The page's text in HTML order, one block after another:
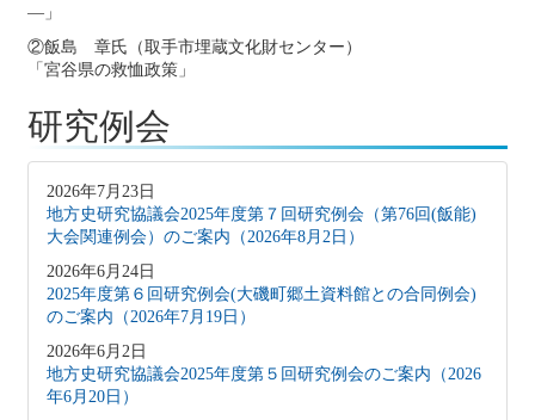
―」
②飯島 章氏（取手市埋蔵文化財センター）
「宮谷県の救恤政策」
研究例会
2026年7月23日
地方史研究協議会2025年度第７回研究例会（第76回(飯能)
大会関連例会）のご案内（2026年8月2日）
2026年6月24日
2025年度第６回研究例会(大磯町郷土資料館との合同例会)
のご案内（2026年7月19日）
2026年6月2日
地方史研究協議会2025年度第５回研究例会のご案内（2026
年6月20日）